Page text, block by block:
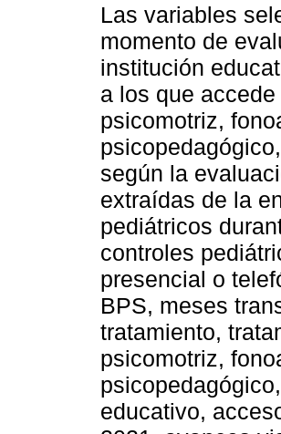
Las variables
momento de
institución
a los que
psicomotriz,
según la
extraídas de la
pediátricos
controles
presencial o
BPS, meses
tratamiento,
psicomotriz,
educativo,